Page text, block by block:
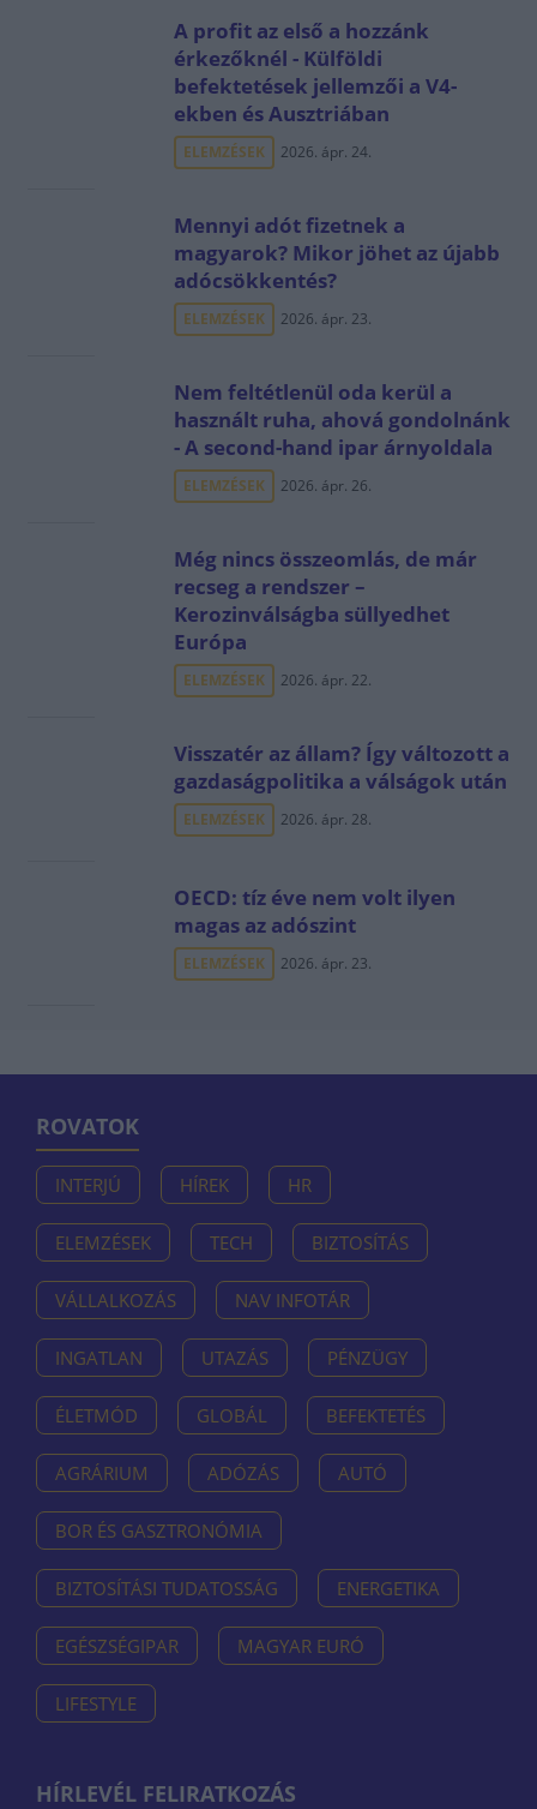
A profit az első a hozzánk
érkezőknél - Külföldi
befektetések jellemzői a V4-
ekben és Ausztriában
ELEMZÉSEK 2026. ápr. 24.
Mennyi adót fizetnek a
magyarok? Mikor jöhet az újabb
adócsökkentés?
ELEMZÉSEK 2026. ápr. 23.
Nem feltétlenül oda kerül a
használt ruha, ahová gondolnánk
- A second-hand ipar árnyoldala
ELEMZÉSEK 2026. ápr. 26.
Még nincs összeomlás, de már
recseg a rendszer –
Kerozinválságba süllyedhet
Európa
ELEMZÉSEK 2026. ápr. 22.
Visszatér az állam? Így változott a
gazdaságpolitika a válságok után
ELEMZÉSEK 2026. ápr. 28.
OECD: tíz éve nem volt ilyen
magas az adószint
ELEMZÉSEK 2026. ápr. 23.
ROVATOK
INTERJÚ HÍREK HR
ELEMZÉSEK TECH BIZTOSÍTÁS
VÁLLALKOZÁS NAV INFOTÁR
INGATLAN UTAZÁS PÉNZÜGY
ÉLETMÓD GLOBÁL BEFEKTETÉS
AGRÁRIUM ADÓZÁS AUTÓ
BOR ÉS GASZTRONÓMIA
BIZTOSÍTÁSI TUDATOSSÁG ENERGETIKA
EGÉSZSÉGIPAR MAGYAR EURÓ
LIFESTYLE
HÍRLEVÉL FELIRATKOZÁS